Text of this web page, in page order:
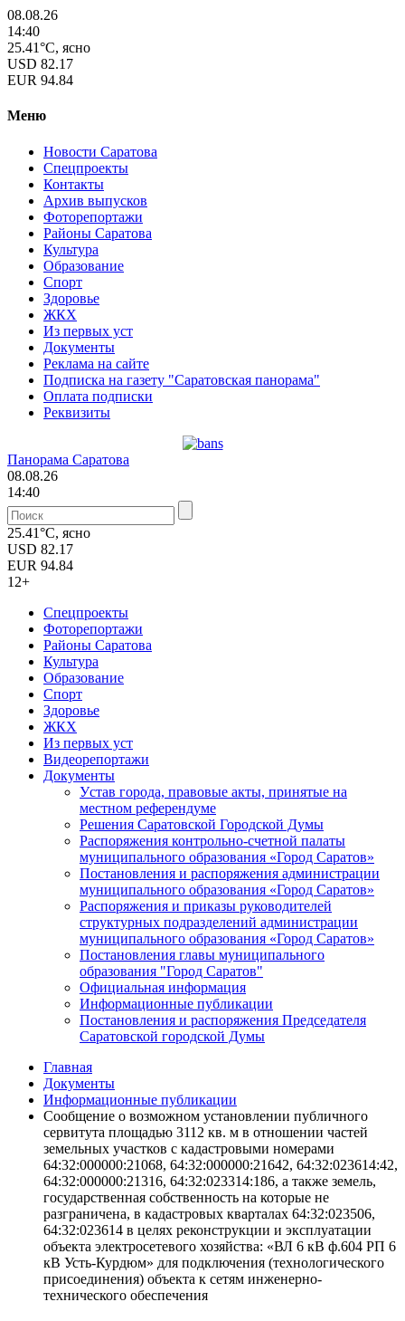
08.08.26
14:40
25.41°C, ясно
USD 82.17
EUR 94.84
Меню
Новости Саратова
Спецпроекты
Контакты
Архив выпусков
Фоторепортажи
Районы Саратова
Культура
Образование
Спорт
Здоровье
ЖКХ
Из пеpвых уст
Документы
Реклама на сайте
Подписка на газету "Саратовская панорама"
Оплата подписки
Реквизиты
Панорама Саратова
08.08.26
14:40
25.41°C, ясно
USD 82.17
EUR 94.84
12+
Спецпроекты
Фоторепортажи
Районы Саратова
Культура
Образование
Спорт
Здоровье
ЖКХ
Из пеpвых уст
Видеорепортажи
Документы
Уcтав города, правовые акты, принятые на
местном референдуме
Решения Саратовской Городской Думы
Распоряжения контрольно-счетной палаты
муниципального образования «Город Саратов»
Постановления и распоряжения администрации
муниципального образования «Город Саратов»
Распоряжения и приказы руководителей
структурных подразделений администрации
муниципального образования «Город Саратов»
Постановления главы муниципального
образования "Город Саратов"
Официальная информация
Информационные публикации
Постановления и распоряжения Председателя
Саратовской городской Думы
Главная
Документы
Информационные публикации
Сообщение о возможном установлении публичного
сервитута площадью 3112 кв. м в отношении частей
земельных участков с кадастровыми номерами
64:32:000000:21068, 64:32:000000:21642, 64:32:023614:42,
64:32:000000:21316, 64:32:023314:186, а также земель,
государственная собственность на которые не
разграничена, в кадастровых кварталах 64:32:023506,
64:32:023614 в целях реконструкции и эксплуатации
объекта электросетевого хозяйства: «ВЛ 6 кВ ф.604 РП 6
кВ Усть-Курдюм» для подключения (технологического
присоединения) объекта к сетям инженерно-
технического обеспечения